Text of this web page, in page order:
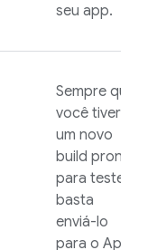
seu app.
Sempre que
você tiver
um novo
build pronto
para teste,
basta
enviá-lo
para o App